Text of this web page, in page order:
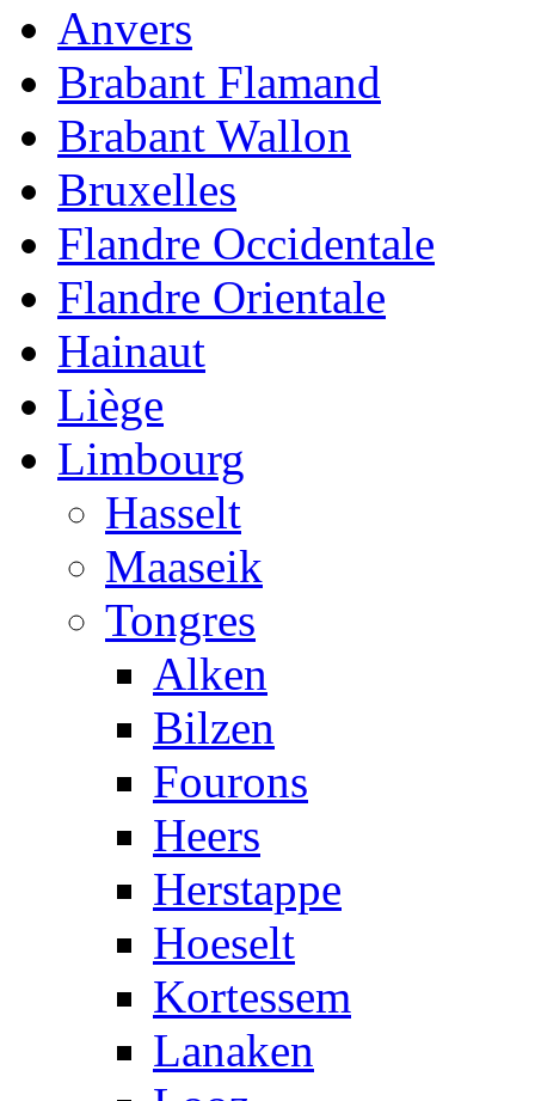
Anvers
Brabant Flamand
Brabant Wallon
Bruxelles
Flandre Occidentale
Flandre Orientale
Hainaut
Liège
Limbourg
Hasselt
Maaseik
Tongres
Alken
Bilzen
Fourons
Heers
Herstappe
Hoeselt
Kortessem
Lanaken